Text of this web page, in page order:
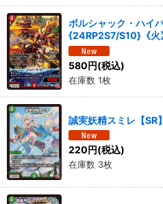
ボルシャック・ハイ
{24RP2S7/S10}《火
580円(税込)
在庫数 1枚
誠実妖精スミレ【SR
220円(税込)
在庫数 3枚